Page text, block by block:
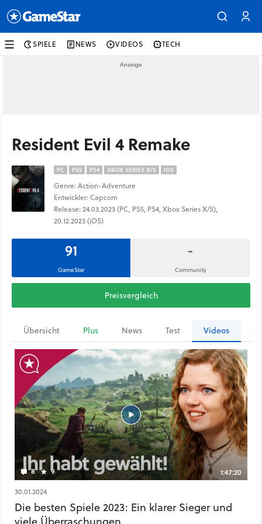
SPIELE NEWS VIDEOS TECH
Resident Evil 4 Remake
PC PS5 PS4 XBOX SERIES X/S IOS
Genre: Action-Adventure
Entwickler: Capcom
Release: 24.03.2023 (PC, PS5, PS4, Xbox Series X/S),
20.12.2023 (iOS)
91
GameStar
-
Community
Preisvergleich
Übersicht Plus News Test Videos
8 9
1:47:20
30.01.2024
Die besten Spiele 2023: Ein klarer Sieger und